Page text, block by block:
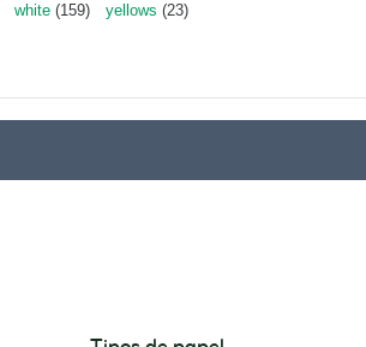
white (159) yellows (23)